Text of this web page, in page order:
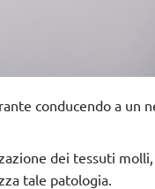
conducendo a un
dei tessuti molli
tale patologia